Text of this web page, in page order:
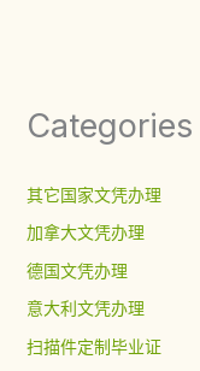
Categories
其它国家文凭办理
加拿大文凭办理
德国文凭办理
意大利文凭办理
扫描件定制毕业证